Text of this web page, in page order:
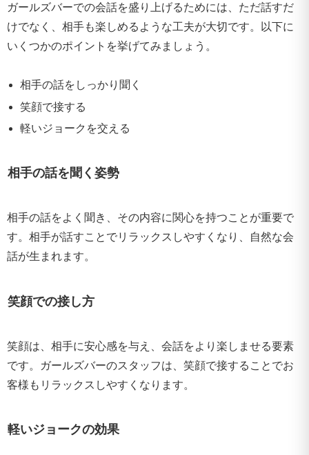
ガールズバーでの会話を盛り上げるためには、ただ話すだ
けでなく、相手も楽しめるような工夫が大切です。以下に
いくつかのポイントを挙げてみましょう。
相手の話をしっかり聞く
笑顔で接する
軽いジョークを交える
相手の話を聞く姿勢
相手の話をよく聞き、その内容に関心を持つことが重要で
す。相手が話すことでリラックスしやすくなり、自然な会
話が生まれます。
笑顔での接し方
笑顔は、相手に安心感を与え、会話をより楽しませる要素
です。ガールズバーのスタッフは、笑顔で接することでお
客様もリラックスしやすくなります。
軽いジョークの効果